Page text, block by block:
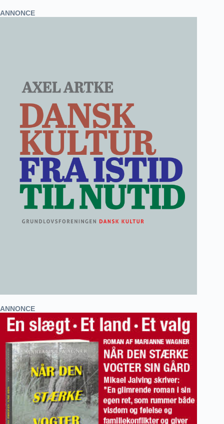
ANNONCE
ANNONCE